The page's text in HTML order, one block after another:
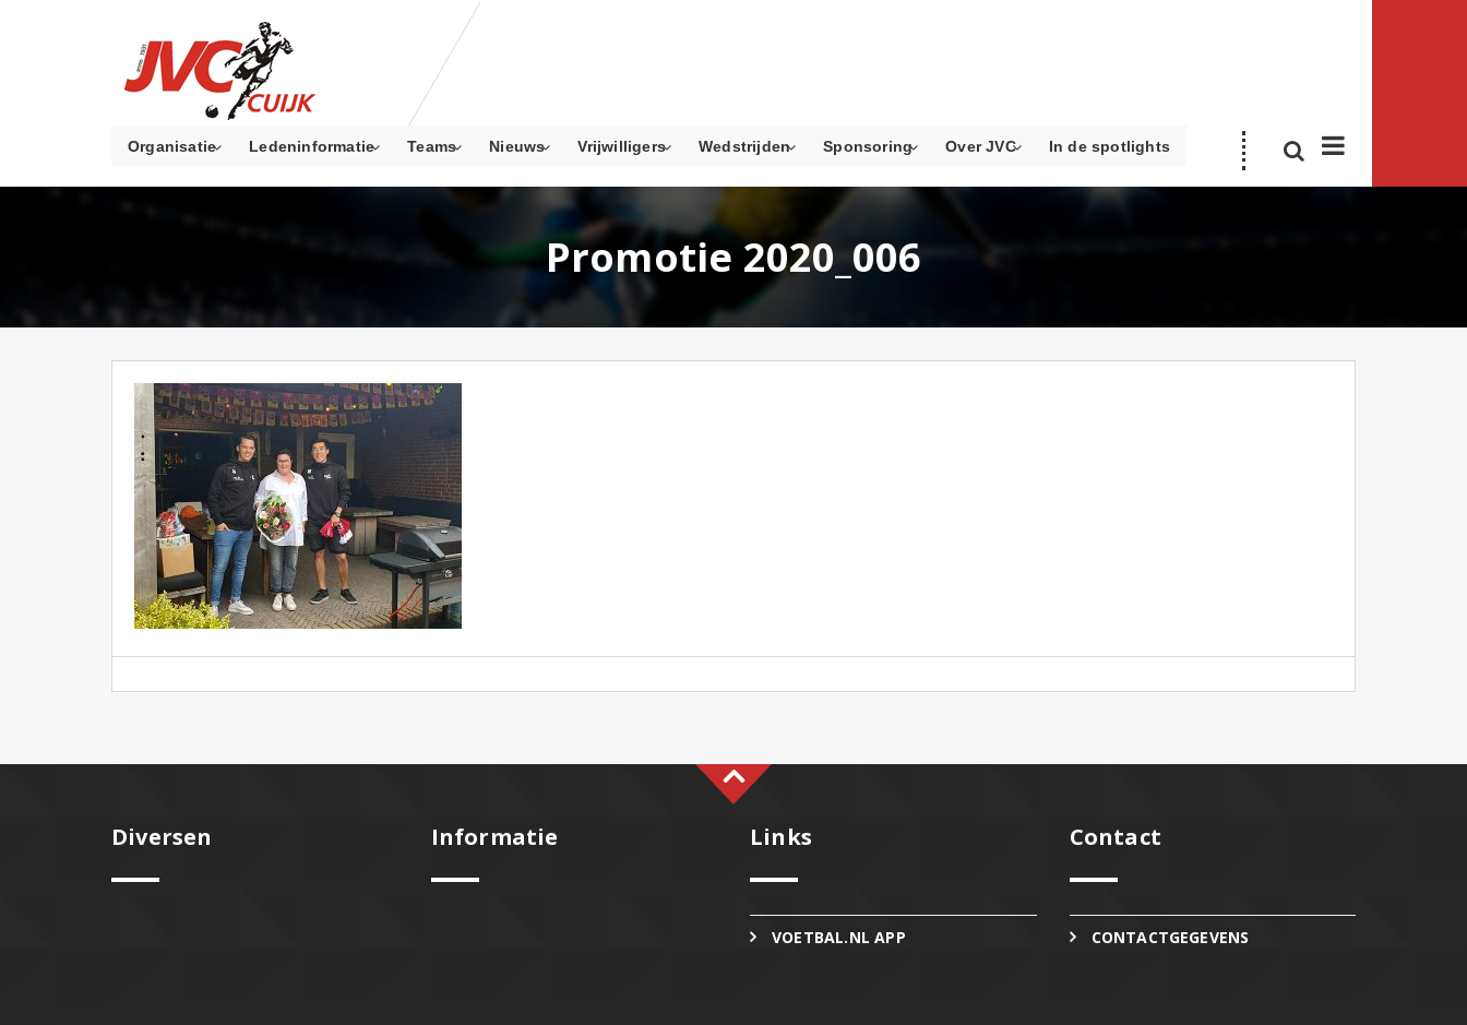
Organisatie Ledeninformatie Teams Nieuws Vrijwilligers Wedstrijden Sponsoring Over JVC In de spotlights
Promotie 2020_006
Diversen Informatie Links
VOETBAL.NL APP
Contact
CONTACTGEGEVENS